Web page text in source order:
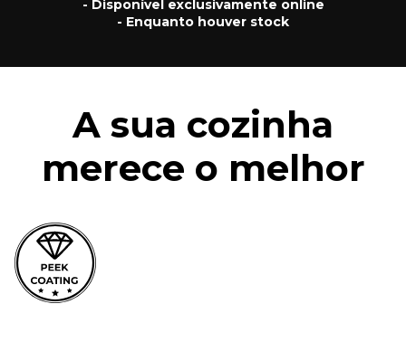
- Disponível exclusivamente online
- Enquanto houver stock
A sua cozinha
merece o melhor